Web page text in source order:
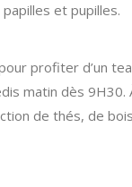
et pupilles.
profiter d’un
matin dès 9H30.
de thés, de